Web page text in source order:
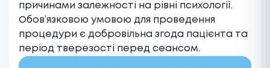
причинами залежності на рівні психології.
Обов’язковою умовою для проведення
процедури є добровільна згода пацієнта та
період тверезості перед сеансом.